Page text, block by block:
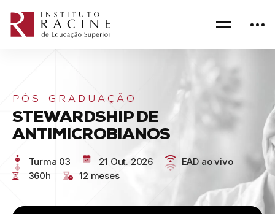
PÓS-GRADUAÇÃO
STEWARDSHIP DE
ANTIMICROBIANOS
Turma 03 21 Out. 2026
EAD ao vivo
360h
12 meses